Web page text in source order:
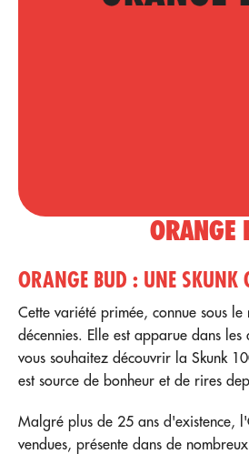
ORANGE
ORANGE BUD : UNE SKUNK
Cette variété primée, connue sous
décennies. Elle est apparue dans
vous souhaitez découvrir la Skunk
est source de bonheur et de rires
Malgré plus de 25 ans d'existence,
vendues, présente dans de